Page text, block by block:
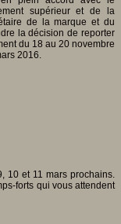
supérieur et de la
de la marque et du
la décision de reporter
du 18 au 20 novembre
2016.
10 et 11 mars prochains.
forts qui vous attendent